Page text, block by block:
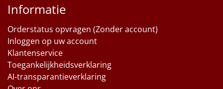
Per stuk
Alle overige
Informatie
Orderstatus opvragen (Zonder account)
Inloggen op uw account
Klantenservice
Toegankelijkheidsverklaring
AI-transparantieverklaring